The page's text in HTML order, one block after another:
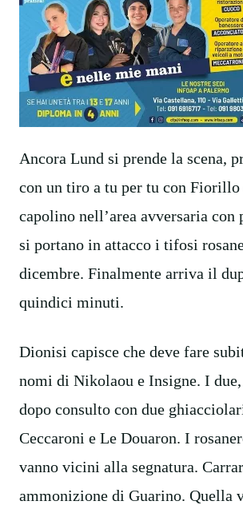
Ancora Lund si prende la scena,
con un tiro a tu per tu con Fiorillo
capolino nell’area avversaria
si portano in attacco i tifosi
dicembre. Finalmente arriva il
quindici minuti.
Dionisi capisce che deve fare
nomi di Nikolaou e Insigne. I
dopo consulto con due
Ceccaroni e Le Douaron. I
vanno vicini alla segnatura.
ammonizione di Guarino. Quella